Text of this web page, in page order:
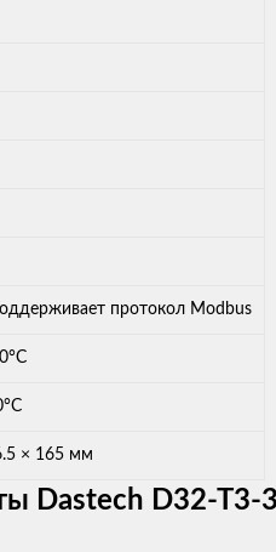
протокол Modbus
× 165 мм
Dastech D32-